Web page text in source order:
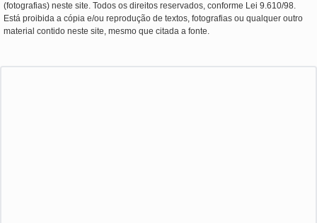
(fotografias) neste site. Todos os direitos reservados, conforme Lei 9.610/98.
Está proibida a cópia e/ou reprodução de textos, fotografias ou qualquer outro
material contido neste site, mesmo que citada a fonte.